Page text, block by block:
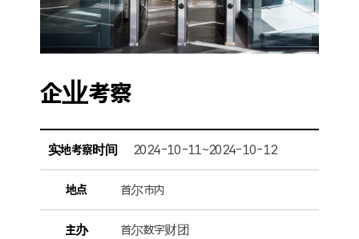
企业考察
实地考察时间 2024-10-11~2024-10-12
地点 首尔市内
主办 首尔数字财团